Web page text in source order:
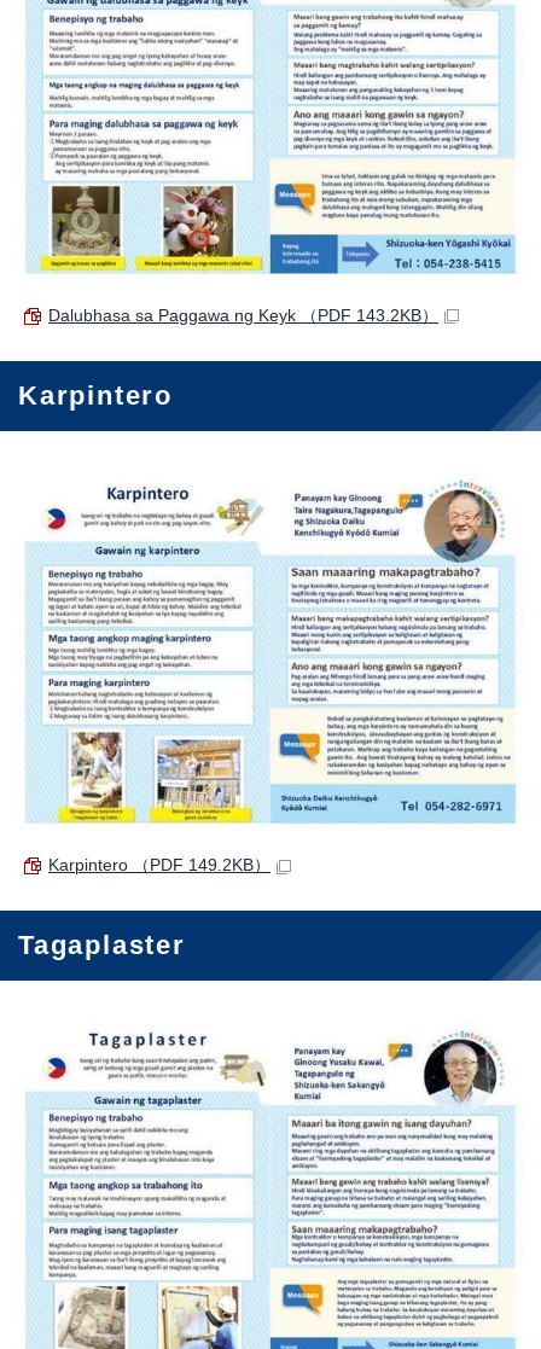
Dalubhasa sa Paggawa ng Keyk （PDF 143.2KB）
Karpintero
Karpintero （PDF 149.2KB）
Tagaplaster